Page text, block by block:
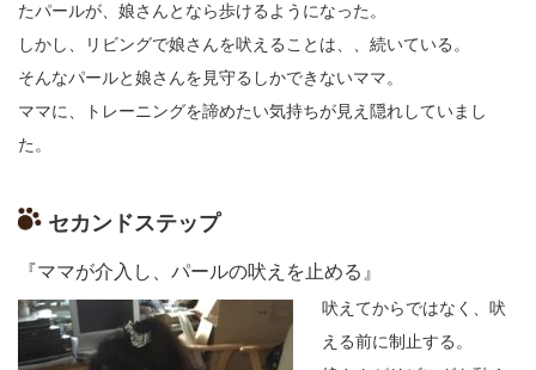
たパールが、娘さんとなら歩けるようになった。
しかし、リビングで娘さんを吠えることは、、続いている。
そんなパールと娘さんを見守るしかできないママ。
ママに、トレーニングを諦めたい気持ちが見え隠れしていまし
た。
セカンドステップ
『ママが介入し、パールの吠えを止める』
吠えてからではなく、吠
える前に制止する。